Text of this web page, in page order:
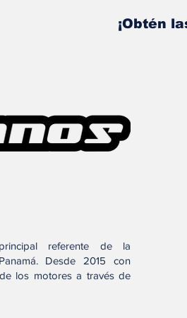
¡Obtén
referente de la
Desde 2015 con
los motores a través de